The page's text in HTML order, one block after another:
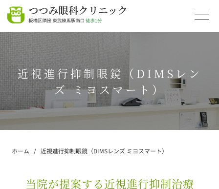
近視進行抑制眼鏡（DIMSレン
ズ ミヨスマート）
ホーム 近視進行抑制眼鏡（DIMSレンズ ミヨスマート）
当院が提案する近視進行抑制治療